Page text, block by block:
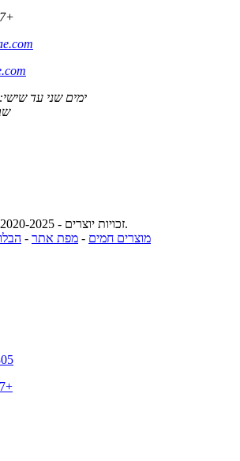
ימים שני עד שישי: 9:00 עד 18:00
© זכויות יוצרים - 2020-2025: כל הזכויות שמורות.
מוצרים חמים - מפת אתר -